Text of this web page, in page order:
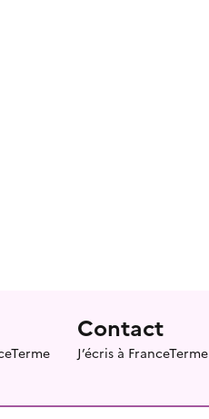
Contact
J’écris à FranceTerme